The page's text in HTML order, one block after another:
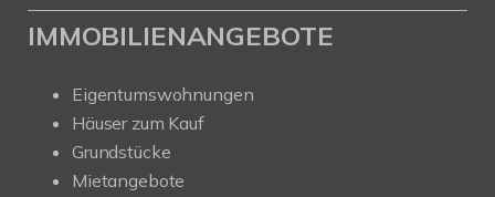
IMMOBILIENANGEBOTE
Eigentumswohnungen
Häuser zum Kauf
Grundstücke
Mietangebote